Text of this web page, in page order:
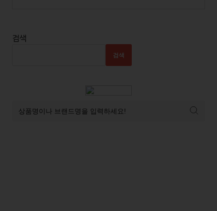
검색
검색